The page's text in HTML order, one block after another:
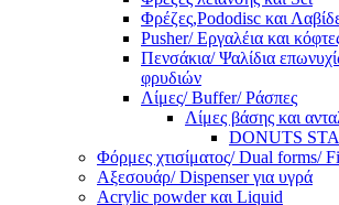
Φρέζες,Pododisc και
Pusher/ Εργαλέια και
Πενσάκια/ Ψαλίδια
φρυδιών
Λίμες/ Buffer/ Ράσπες
Λίμες βάσης και
DONUTS
Φόρμες χτισίματος/ Dual forms/
Αξεσουάρ/ Dispenser για υγρά
Acrylic powder και Liquid